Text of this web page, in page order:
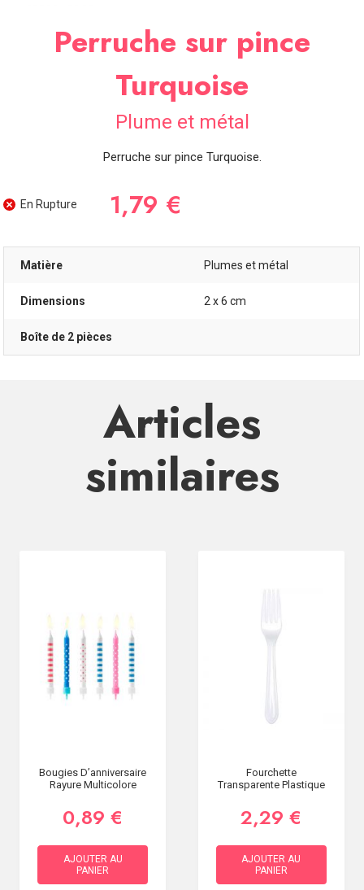
OCCASIONS
SPÉCIALESPerruche sur pince
Turquoise
Plume et métal
Perruche sur pince Turquoise.
En Rupture 1,79 €
Matière Plumes et métal
Dimensions 2 x 6 cm
Boîte de 2 pièces
Articles
similaires
Bougies D’anniversaire
Rayure Multicolore
0,89 €
AJOUTER AU
PANIER
Fourchette
Transparente Plastique
2,29 €
AJOUTER AU
PANIER